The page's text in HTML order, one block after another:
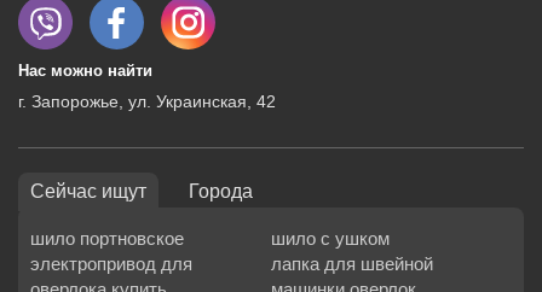
Нас можно найти
г. Запорожье, ул. Украинская, 42
Сейчас ищут Города
шило портновское
шило с ушком
электропривод для
лапка для швейной